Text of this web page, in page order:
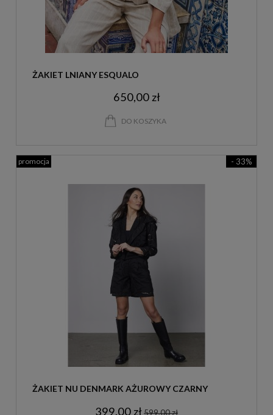
ŻAKIET LNIANY ESQUALO
650,00 zł
DO KOSZYKA
ŻAKIET NU DENMARK AŻUROWY CZARNY
399,00 zł599,00 zł
promocja - 33%